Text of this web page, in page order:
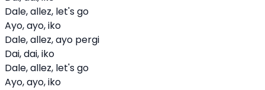
Dale, allez, let's go
Ayo, ayo, iko
Dale, allez, ayo pergi
Dai, dai, iko
Dale, allez, let's go
Ayo, ayo, iko